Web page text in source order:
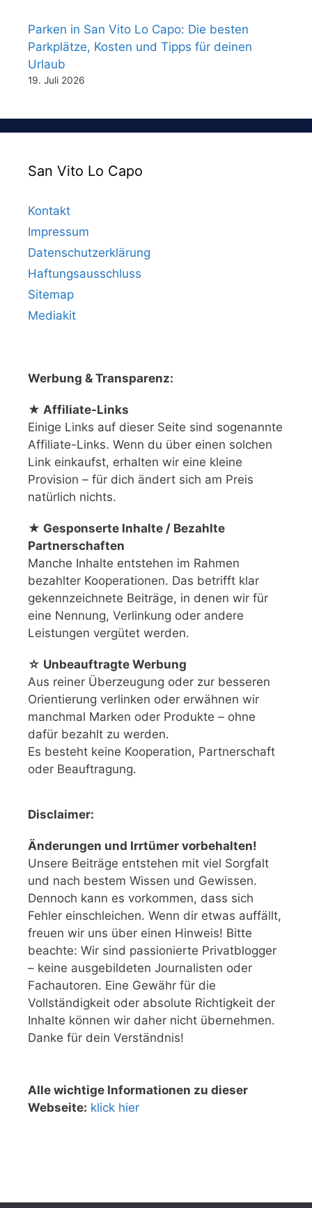
Parken in San Vito Lo Capo: Die besten
Parkplätze, Kosten und Tipps für deinen
Urlaub
19. Juli 2026
San Vito Lo Capo
Kontakt
Impressum
Datenschutzerklärung
Haftungsausschluss
Sitemap
Mediakit
Werbung & Transparenz:
★ Affiliate-Links
Einige Links auf dieser Seite sind sogenannte
Affiliate-Links. Wenn du über einen solchen
Link einkaufst, erhalten wir eine kleine
Provision – für dich ändert sich am Preis
natürlich nichts.
★ Gesponserte Inhalte / Bezahlte
Partnerschaften
Manche Inhalte entstehen im Rahmen
bezahlter Kooperationen. Das betrifft klar
gekennzeichnete Beiträge, in denen wir für
eine Nennung, Verlinkung oder andere
Leistungen vergütet werden.
☆ Unbeauftragte Werbung
Aus reiner Überzeugung oder zur besseren
Orientierung verlinken oder erwähnen wir
manchmal Marken oder Produkte – ohne
dafür bezahlt zu werden.
Es besteht keine Kooperation, Partnerschaft
oder Beauftragung.
Disclaimer:
Änderungen und Irrtümer vorbehalten!
Unsere Beiträge entstehen mit viel Sorgfalt
und nach bestem Wissen und Gewissen.
Dennoch kann es vorkommen, dass sich
Fehler einschleichen. Wenn dir etwas auffällt,
freuen wir uns über einen Hinweis! Bitte
beachte: Wir sind passionierte Privatblogger
– keine ausgebildeten Journalisten oder
Fachautoren. Eine Gewähr für die
Vollständigkeit oder absolute Richtigkeit der
Inhalte können wir daher nicht übernehmen.
Danke für dein Verständnis!
Alle wichtige Informationen zu dieser
Webseite: klick hier